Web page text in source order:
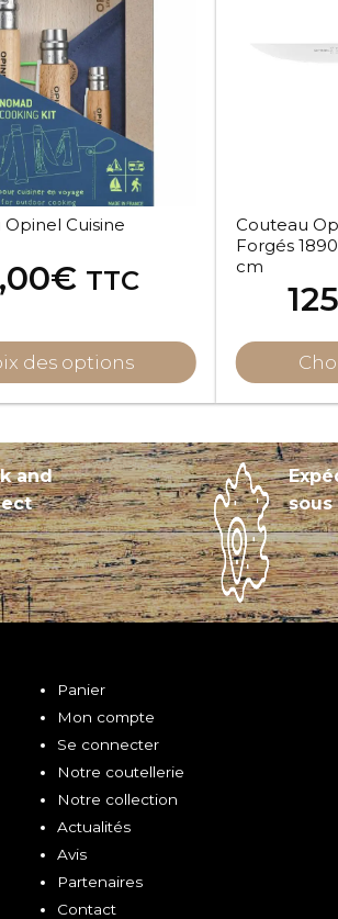
Cuisine
€ TTC
des options
Couteau
Forgés
cm
and
sous
Panier
Mon compte
Se connecter
Notre coutellerie
Notre collection
Actualités
Avis
Partenaires
Contact